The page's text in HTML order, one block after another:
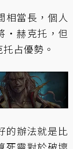
相當長，個人
‧赫克托 ，但
占優勢。
的辦法就是比